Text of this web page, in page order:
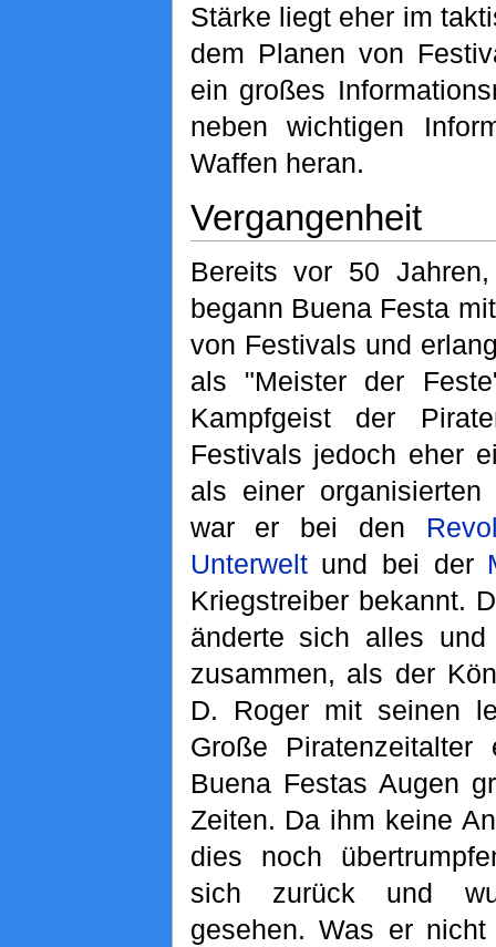
Stärke liegt eher im
dem Planen von
ein großes
neben wichtigen
Waffen heran.
Vergangenheit
Bereits vor 50
begann Buena Festa
von Festivals und
als "Meister der
Kampfgeist der
Festivals jedoch eher
als einer organisierten
war er bei den
Unterweltund bei der
Kriegstreiber bekannt.
änderte sich alles
zusammen, als der
D. Roger mit seinen
Große
Buena Festas Augen
Zeiten. Da ihm keine
dies noch
sich zurück und
gesehen. Was er